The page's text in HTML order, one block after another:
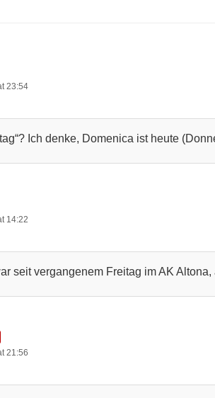
23:54
Ich denke, Domenica ist heute
14:22
seit vergangenem Freitag im AK
21:56